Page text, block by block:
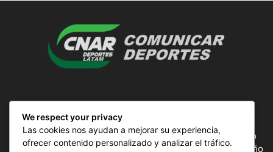
ComunicAr Deportes es un proyecto de noticias creado
por el director y Productor argentino Ale Gordillo en el año
We respect your privacy
Las cookies nos ayudan a mejorar su experiencia,
ofrecer contenido personalizado y analizar el tráfico.